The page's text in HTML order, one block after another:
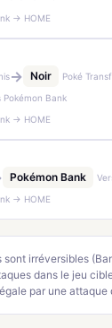
→ HOME
→ Noir Poké
Pokémon Bank
→ HOME
Pokémon Bank
→ HOME
sont irréversibles
dans le jeu
par une attaque